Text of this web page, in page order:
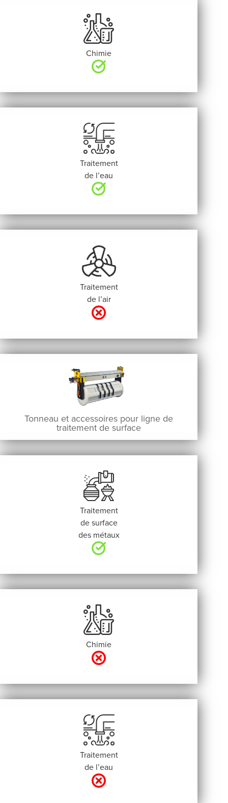
Chimie
Traitement
de l’eau
Traitement
de l’air
Tonneau et accessoires pour ligne de
traitement de surface
Traitement
de surface
des métaux
Chimie
Traitement
de l’eau